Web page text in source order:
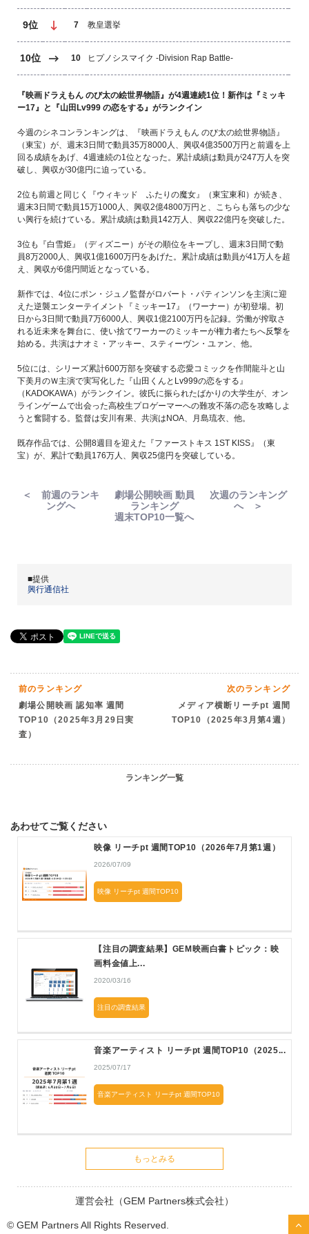
9位 7 教皇選挙
10位 10 ヒプノシスマイク -Division Rap Battle-
『映画ドラえもん のび太の絵世界物語』が4週連続1位！新作は『ミッキ
ー17』と『山田Lv999 の恋をする』がランクイン
今週のシネコンランキングは、『映画ドラえもん のび太の絵世界物語』
（東宝）が、週末3日間で動員35万8000人、興収4億3500万円と前週を上
回る成績をあげ、4週連続の1位となった。累計成績は動員が247万人を突
破し、興収が30億円に迫っている。
2位も前週と同じく『ウィキッド ふたりの魔女』（東宝東和）が続き、
週末3日間で動員15万1000人、興収2億4800万円と、こちらも落ちの少な
い興行を続けている。累計成績は動員142万人、興収22億円を突破した。
3位も『白雪姫』（ディズニー）がその順位をキープし、週末3日間で動
員8万2000人、興収1億1600万円をあげた。累計成績は動員が41万人を超
え、興収が6億円間近となっている。
新作では、4位にポン・ジュノ監督がロバート・パティンソンを主演に迎
えた逆襲エンターテイメント『ミッキー17』（ワーナー）が初登場。初
日から3日間で動員7万6000人、興収1億2100万円を記録。労働が搾取さ
れる近未来を舞台に、使い捨てワーカーのミッキーが権力者たちへ反撃を
始める。共演はナオミ・アッキー、スティーヴン・ユァン、他。
5位には、シリーズ累計600万部を突破する恋愛コミックを作間龍斗と山
下美月のＷ主演で実写化した『山田くんとLv999の恋をする』
（KADOKAWA）がランクイン。彼氏に振られたばかりの大学生が、オン
ラインゲームで出会った高校生プロゲーマーへの難攻不落の恋を攻略しよ
うと奮闘する。監督は安川有果、共演はNOA、月島琉衣、他。
既存作品では、公開8週目を迎えた『ファーストキス 1ST KISS』（東
宝）が、累計で動員176万人、興収25億円を突破している。
＜ 前週のランキ
ングへ
劇場公開映画 動員
ランキング
週末TOP10一覧へ
次週のランキング
へ ＞
■提供
興行通信社
前のランキング
劇場公開映画 認知率 週間
TOP10（2025年3月29日実
査）
次のランキング
メディア横断リーチpt 週間
TOP10（2025年3月第4週）
ランキング一覧
あわせてご覧ください
映像 リーチpt 週間TOP10（2026年7月第1週）
2026/07/09
映像 リーチpt 週間TOP10
【注目の調査結果】GEM映画白書トピック：映
画料金値上...
2020/03/16
注目の調査結果
音楽アーティスト リーチpt 週間TOP10（2025...
2025/07/17
音楽アーティスト リーチpt 週間TOP10
もっとみる
運営会社（GEM Partners株式会社）
© GEM Partners All Rights Reserved.